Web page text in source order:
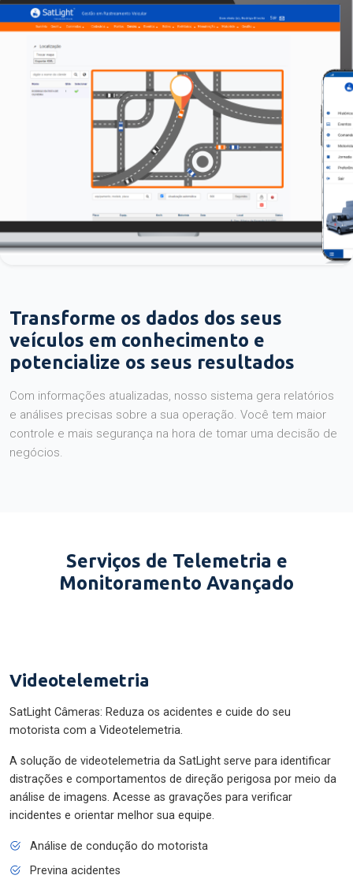
Transforme os dados dos seus
veículos em conhecimento e
potencialize os seus resultados
Com informações atualizadas, nosso sistema gera relatórios
e análises precisas sobre a sua operação. Você tem maior
controle e mais segurança na hora de tomar uma decisão de
negócios.
Serviços de Telemetria e
Monitoramento Avançado
Videotelemetria
SatLight Câmeras: Reduza os acidentes e cuide do seu
motorista com a Videotelemetria.
A solução de videotelemetria da SatLight serve para identificar
distrações e comportamentos de direção perigosa por meio da
análise de imagens. Acesse as gravações para verificar
incidentes e orientar melhor sua equipe.
Análise de condução do motorista
Previna acidentes